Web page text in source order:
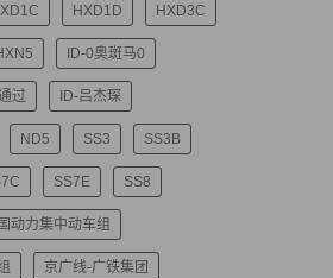
HXD1D HXD3C
ID-0奥斑马0
过 ID-吕杰琛
ND5 SS3 SS3B
SS7E SS8
动力集中动车组
京广线-广铁集团